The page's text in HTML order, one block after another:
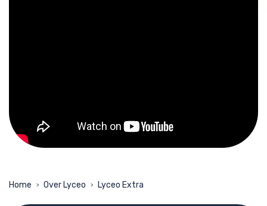
Home > Over Lyceo > Lyceo Extra